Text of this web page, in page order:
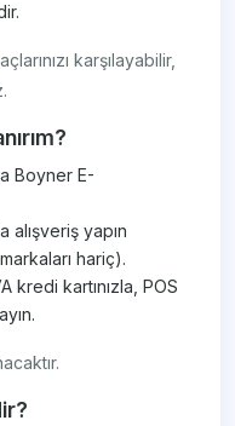
karşılayabilir,
Boyner E-
yapın
hariç).
kredi kartınızla, POS